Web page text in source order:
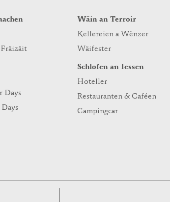
Days
Wäin an Terroir
Kellereien a Wënzer
Wäifester
Schlofen an Iessen
Hoteller
Restauranten & Caféen
Campingcar